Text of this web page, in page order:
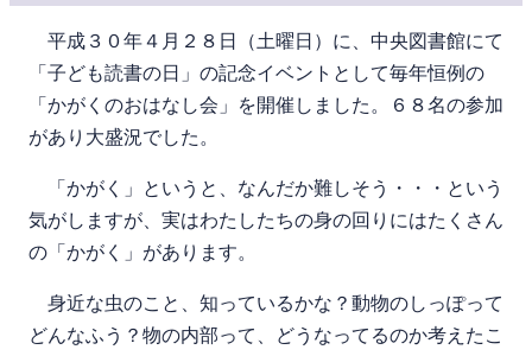
平成３０年４月２８日（土曜日）に、中央図書館にて
「子ども読書の日」の記念イベントとして毎年恒例の
「かがくのおはなし会」を開催しました。６８名の参加
があり大盛況でした。
「かがく」というと、なんだか難しそう・・・という
気がしますが、実はわたしたちの身の回りにはたくさん
の「かがく」があります。
身近な虫のこと、知っているかな？動物のしっぽって
どんなふう？物の内部って、どうなってるのか考えたこ